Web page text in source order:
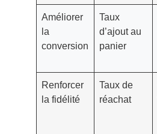
Améliorer
la
conversion
Taux
d’ajout au
panier
Renforcer
la fidélité
Taux de
réachat